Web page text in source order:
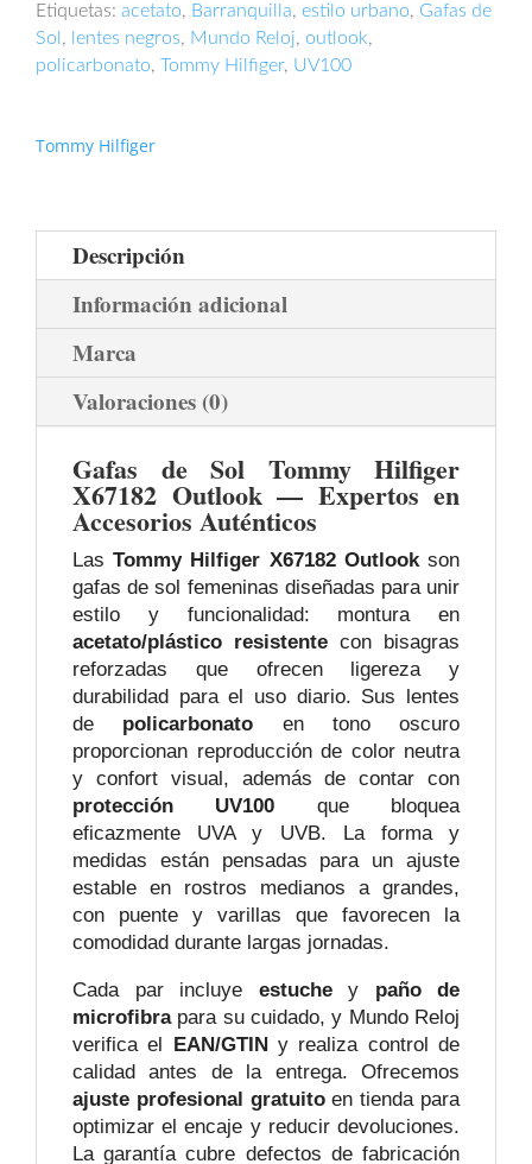
Etiquetas: acetato, Barranquilla, estilo urbano, Gafas de
Sol , lentes negros, Mundo Reloj, outlook,
policarbonato, Tommy Hilfiger, UV100
Tommy Hilfiger
Descripción
Información adicional
Marca
Valoraciones (0)
Gafas de Sol Tommy Hilfiger
X67182 Outlook — Expertos en
Accesorios Auténticos
LasTommy Hilfiger X67182 Outlookson
gafas de sol femeninas diseñadas para unir
estilo y funcionalidad: montura en
acetato/plástico resistente con bisagras
reforzadas que ofrecen ligereza y
durabilidad para el uso diario. Sus lentes
de policarbonato en tono oscuro
proporcionan reproducción de color neutra
y confort visual, además de contar con
protección UV100 que bloquea
eficazmente UVA y UVB. La forma y
medidas están pensadas para un ajuste
estable en rostros medianos a grandes,
con puente y varillas que favorecen la
comodidad durante largas jornadas.
Cada par incluye estuchey paño de
microfibrapara su cuidado, y Mundo Reloj
verifica el
EAN/GTIN y realiza control de
calidad antes de la entrega. Ofrecemos
ajuste profesional gratuitoen tienda para
optimizar el encaje y reducir devoluciones.
La garantía cubre defectos de fabricación